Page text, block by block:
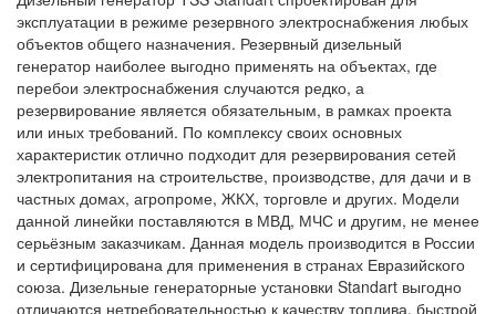
эксплуатации в режиме резервного электроснабжения любых
объектов общего назначения. Резервный дизельный
генератор наиболее выгодно применять на объектах, где
перебои электроснабжения случаются редко, а
резервирование является обязательным, в рамках проекта
или иных требований. По комплексу своих основных
характеристик отлично подходит для резервирования сетей
электропитания на строительстве, производстве, для дачи и в
частных домах, агропроме, ЖКХ, торговле и других. Модели
данной линейки поставляются в МВД, МЧС и другим, не менее
серьёзным заказчикам. Данная модель производится в России
и сертифицирована для применения в странах Евразийского
союза. Дизельные генераторные установки Standart выгодно
отличаются нетребовательностью к качеству топлива, быстрой